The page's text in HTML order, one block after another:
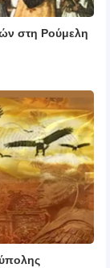
στη Ρούμελη